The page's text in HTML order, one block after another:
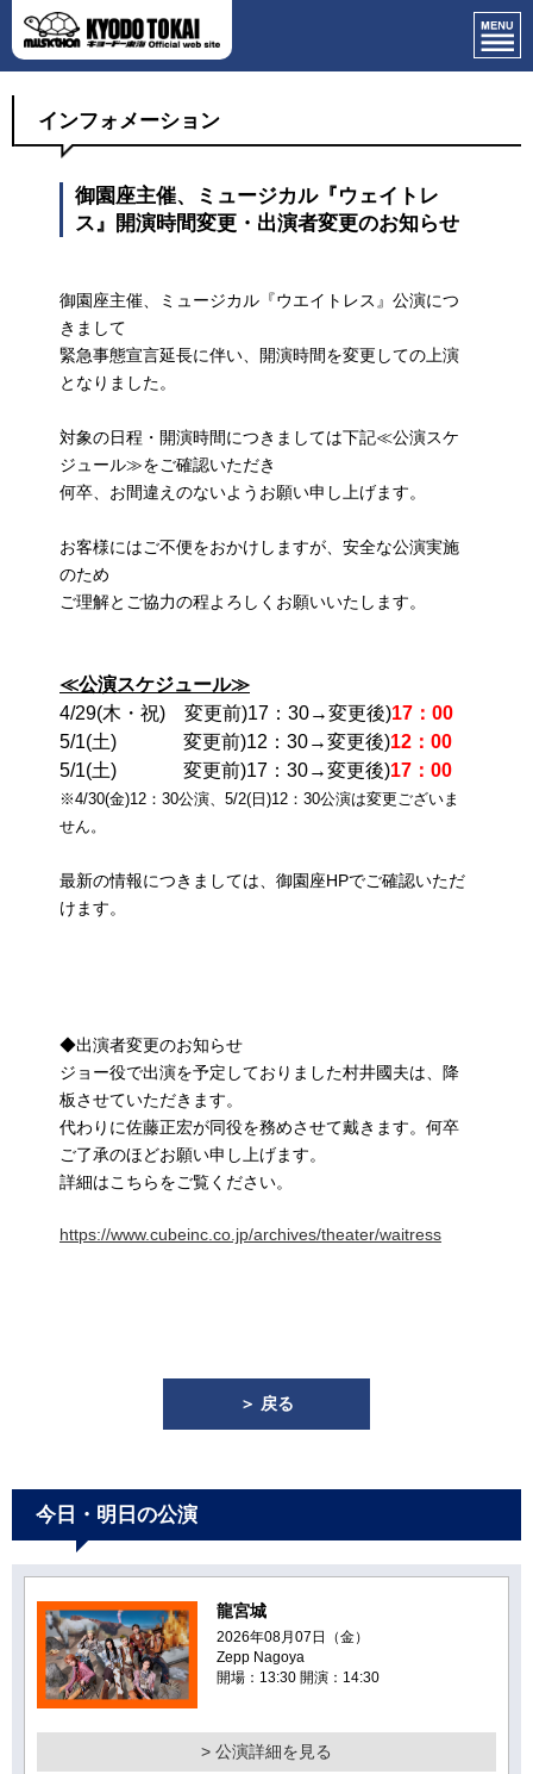
インフォメーション
御園座主催、ミュージカル『ウェイトレ
ス』開演時間変更・出演者変更のお知らせ
御園座主催、ミュージカル『ウエイトレス』公演につ
きまして
緊急事態宣言延長に伴い、開演時間を変更しての上演
となりました。
対象の日程・開演時間につきましては下記≪公演スケ
ジュール≫をご確認いただき
何卒、お間違えのないようお願い申し上げます。
お客様にはご不便をおかけしますが、安全な公演実施
のため
ご理解とご協力の程よろしくお願いいたします。
≪公演スケジュール≫
4/29(木・祝) 変更前)17：30→変更後)17：00
5/1(土) 変更前)12：30→変更後)12：00
5/1(土) 変更前)17：30→変更後)17：00
※4/30(金)12：30公演、5/2(日)12：30公演は変更ございま
せん。
最新の情報につきましては、御園座HPでご確認いただ
けます。
◆出演者変更のお知らせ
ジョー役で出演を予定しておりました村井國夫は、降
板させていただきます。
代わりに佐藤正宏が同役を務めさせて戴きます。何卒
ご了承のほどお願い申し上げます。
詳細はこちらをご覧ください。
https://www.cubeinc.co.jp/archives/theater/waitress
＞ 戻る
今日・明日の公演
龍宮城
2026年08月07日（金）
Zepp Nagoya
開場：13:30 開演：14:30
> 公演詳細を見る